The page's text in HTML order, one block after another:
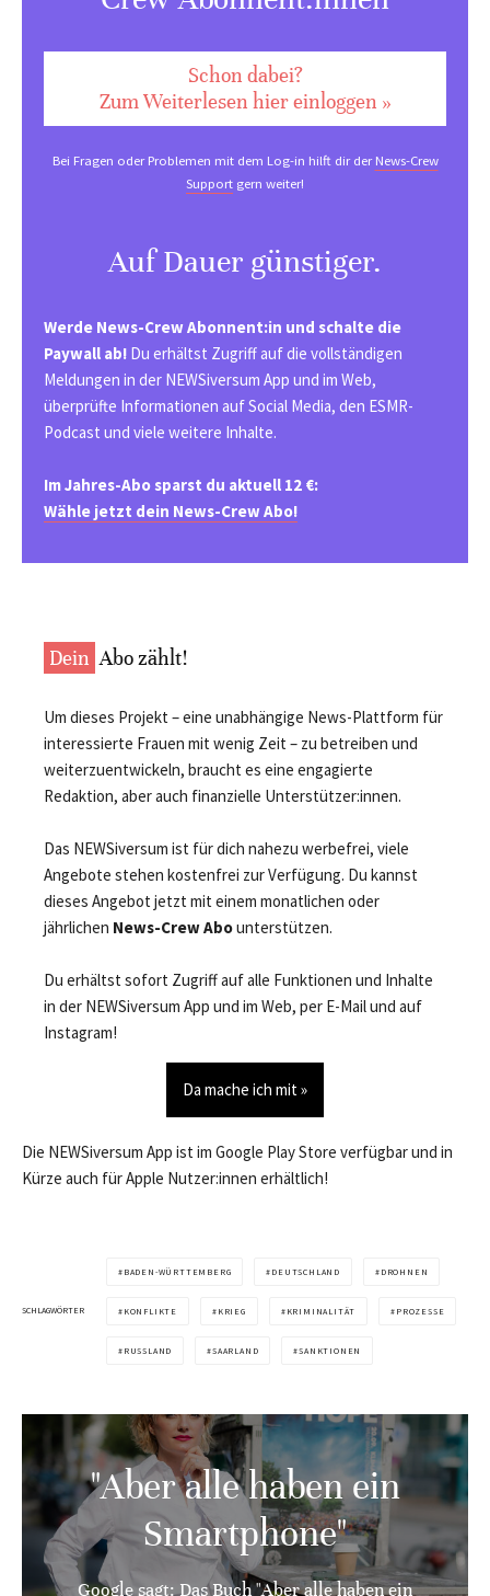
Schon dabei?
Zum Weiterlesen hier einloggen »
Bei Fragen oder Problemen mit dem Log-in hilft dir derNews-Crew
Support gern weiter!
Auf Dauer günstiger.
Werde News-Crew Abonnent:in und schalte die
Paywall ab! Du erhältst Zugriff auf die vollständigen
Meldungen in der NEWSiversum App und im Web,
überprüfte Informationen auf Social Media, den ESMR-
Podcast und viele weitere Inhalte.
Im Jahres-Abo sparst du aktuell 12 €:
Wähle jetzt dein News-Crew Abo!
Dein Abo zählt!
Um dieses Projekt – eine unabhängige News-Plattform für
interessierte Frauen mit wenig Zeit – zu betreiben und
weiterzuentwickeln, braucht es eine engagierte
Redaktion, aber auch finanzielle Unterstützer:innen.
Das NEWSiversum ist für dich nahezu werbefrei, viele
Angebote stehen kostenfrei zur Verfügung. Du kannst
dieses Angebot jetzt mit einem monatlichen oder
jährlichen News-Crew Abounterstützen.
Du erhältst sofort Zugriff auf alle Funktionen und Inhalte
in der NEWSiversum App und im Web, per E-Mail und auf
Instagram!
Da mache ich mit »
Die NEWSiversum App ist im Google Play Store verfügbar und in
Kürze auch für Apple Nutzer:innen erhältlich!
SCHLAGWÖRTER
BADEN-WÜRTTEMBERG DEUTSCHLAND DROHNEN
KONFLIKTE KRIEG KRIMINALITÄT PROZESSE
RUSSLAND SAARLAND SANKTIONEN
"Aber alle haben ein
Smartphone"
Google sagt: Das Buch "Aber alle haben ein